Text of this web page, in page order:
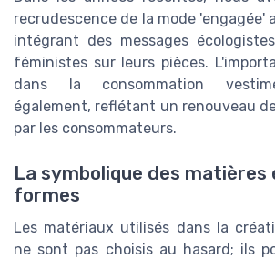
recrudescence de la mode 'engagée'
intégrant des messages
féministes sur leurs pièces.
dans la consommation
également, reflétant un renouveau
par les consommateurs.
La symbolique des matières
formes
Les matériaux utilisés dans la
ne sont pas choisis au hasard; ils